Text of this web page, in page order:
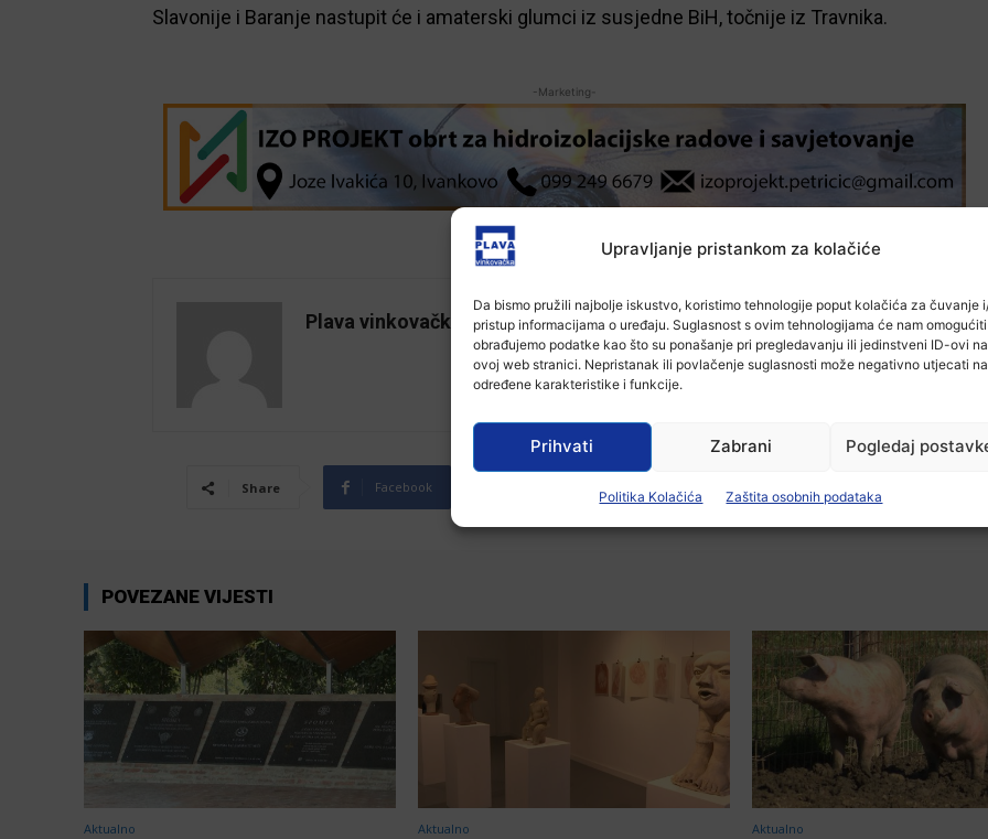
Upravljanje pristankom za kolačiće
Da bismo pružili najbolje iskustvo, koristimo tehnologije poput kolačića za čuvanje
pristup informacijama o uređaju. Suglasnost s ovim tehnologijama će nam
obrađujemo podatke kao što su ponašanje pri pregledavanju ili jedinstveni ID-ovi na
ovoj web stranici. Nepristanak ili povlačenje suglasnosti može negativno utjecati na
određene karakteristike i funkcije.
Prihvati Zabrani Pogledaj
Politika Kolačića Zaštita osobnih podataka
Slavonije i Baranje nastupit će i amaterski glumci iz susjedne BiH, točnije iz Travnika.
-Marketing-
Plava vinkovačka
Share Facebook
POVEZANE VIJESTI
Aktualno Aktualno Aktualno